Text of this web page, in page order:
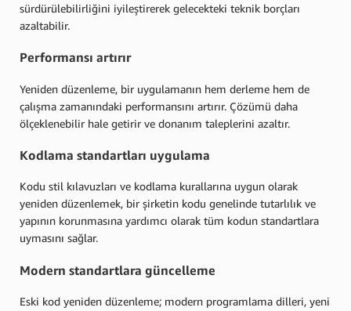
sürdürülebilirliğini iyileştirerek gelecekteki teknik borçları
azaltabilir.
Performansı artırır
Yeniden düzenleme, bir uygulamanın hem derleme hem de
çalışma zamanındaki performansını artırır. Çözümü daha
ölçeklenebilir hale getirir ve donanım taleplerini azaltır.
Kodlama standartları uygulama
Kodu stil kılavuzları ve kodlama kurallarına uygun olarak
yeniden düzenlemek, bir şirketin kodu genelinde tutarlılık ve
yapının korunmasına yardımcı olarak tüm kodun standartlara
uymasını sağlar.
Modern standartlara güncelleme
Eski kod yeniden düzenleme; modern programlama dilleri, yeni